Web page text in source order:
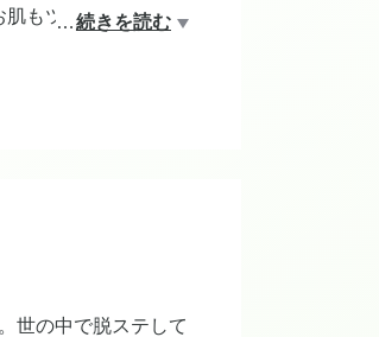
肌もツヤツヤしてき
…続きを読む
世の中で脱ステして